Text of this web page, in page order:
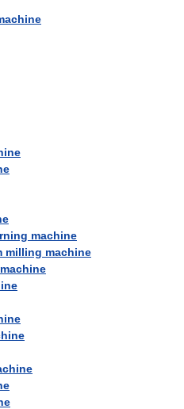
machine
milling machine